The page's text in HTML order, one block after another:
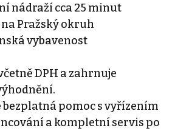
nádraží cca 25 minut
Pražský okruh
vybavenost
DPH a zahrnuje
bezplatná pomoc s vyřízením
a kompletní servis po